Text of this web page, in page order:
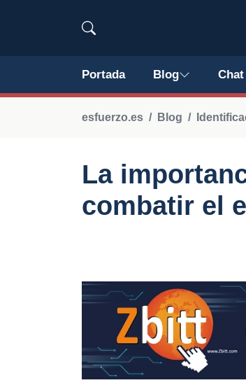
Portada Blog Chat
esfuerzo.es Blog
La
combatir el